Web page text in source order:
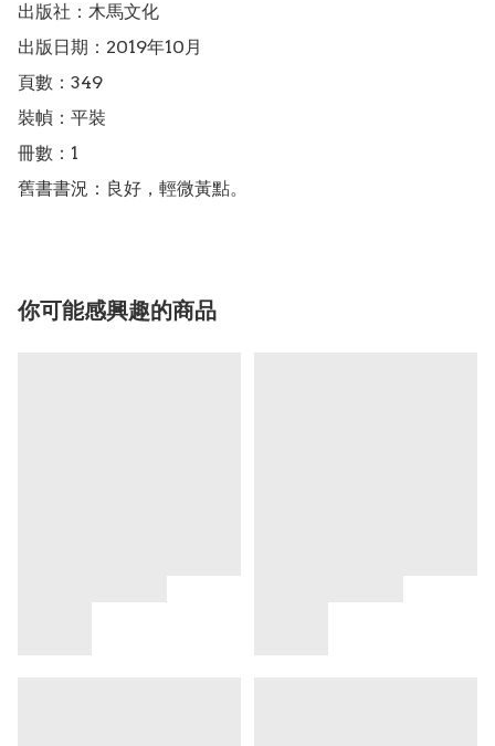
出版社：木馬文化
出版日期：2019年10月
頁數：349
裝幀：平裝
冊數：1
舊書書況：良好，輕微黃點。
你可能感興趣的商品